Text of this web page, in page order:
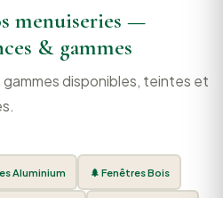
menuiseries —
& gammes
gammes disponibles, teintes et
Aluminium 🌲 Fenêtres Bois